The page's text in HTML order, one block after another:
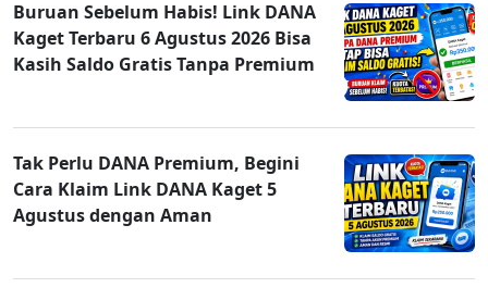
Buruan Sebelum Habis! Link DANA
Kaget Terbaru 6 Agustus 2026 Bisa
Kasih Saldo Gratis Tanpa Premium
Tak Perlu DANA Premium, Begini
Cara Klaim Link DANA Kaget 5
Agustus dengan Aman